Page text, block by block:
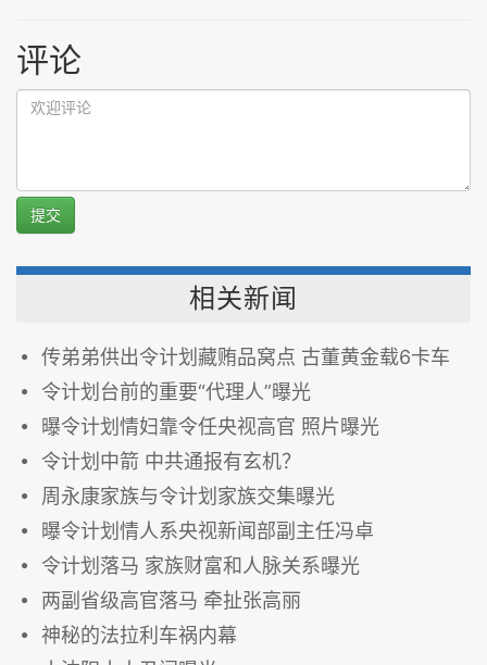
评论
提交
相关新闻
传弟弟供出令计划藏贿品窝点 古董黄金载6卡车
令计划台前的重要“代理人”曝光
曝令计划情妇靠令任央视高官 照片曝光
令计划中箭 中共通报有玄机？
周永康家族与令计划家族交集曝光
曝令计划情人系央视新闻部副主任冯卓
令计划落马 家族财富和人脉关系曝光
两副省级高官落马 牵扯张高丽
神秘的法拉利车祸内幕